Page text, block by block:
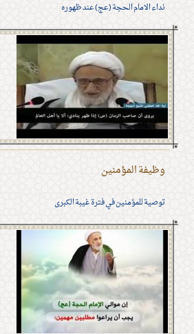
نداء الامام الحجة (عج) عند ظهوره
وظيفة المؤمنين
توصية للمؤمنين في فترة غيبة الكبرى